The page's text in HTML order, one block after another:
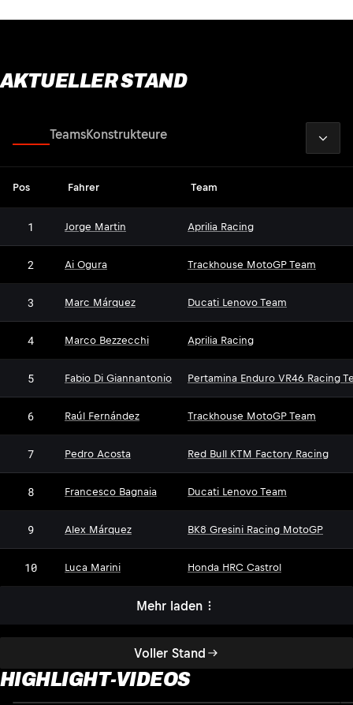
AKTUELLER STAND
Voller Stand
TeamsKonstrukteure
Pos Fahrer Team
1 Jorge Martin Aprilia Racing
2 Ai Ogura Trackhouse MotoGP Team
3 Marc Márquez Ducati Lenovo Team
4 Marco Bezzecchi Aprilia Racing
5 Fabio Di Giannantonio Pertamina Enduro VR46 Racing
6 Raúl Fernández Trackhouse MotoGP Team
7 Pedro Acosta Red Bull KTM Factory Racing
8 Francesco Bagnaia Ducati Lenovo Team
9 Alex Márquez BK8 Gresini Racing MotoGP
10 Luca Marini Honda HRC Castrol
Mehr laden
HIGHLIGHT-VIDEOS